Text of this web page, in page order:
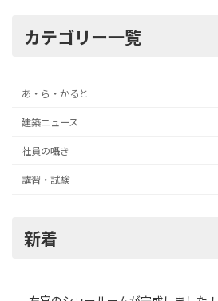
カテゴリー一覧
あ・ら・かると
建築ニュース
社員の囁き
講習・試験
新着